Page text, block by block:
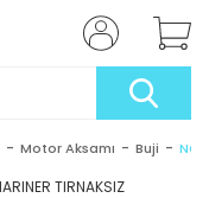
Motor Aksamı Buji